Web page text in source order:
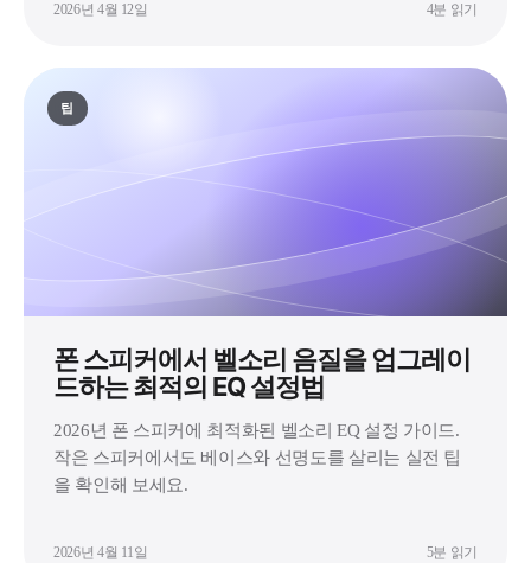
2026년 4월 12일 4분 읽기
팁
폰 스피커에서 벨소리 음질을 업그레이
드하는 최적의 EQ 설정법
2026년 폰 스피커에 최적화된 벨소리 EQ 설정 가이드.
작은 스피커에서도 베이스와 선명도를 살리는 실전 팁
을 확인해 보세요.
2026년 4월 11일 5분 읽기